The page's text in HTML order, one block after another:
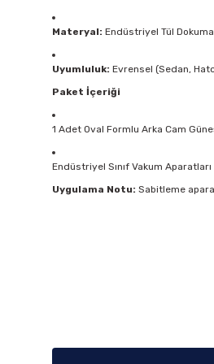
Materyal: Endüstriyel Tül
Uyumluluk: Evrensel (Sedan,
Paket İçeriği
1 Adet Oval Formlu Arka Cam
Endüstriyel Sınıf Vakum
Uygulama Notu: Sabitleme